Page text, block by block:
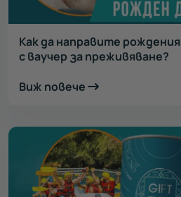
Как да направите
с ваучер за преживяване?
Виж повече